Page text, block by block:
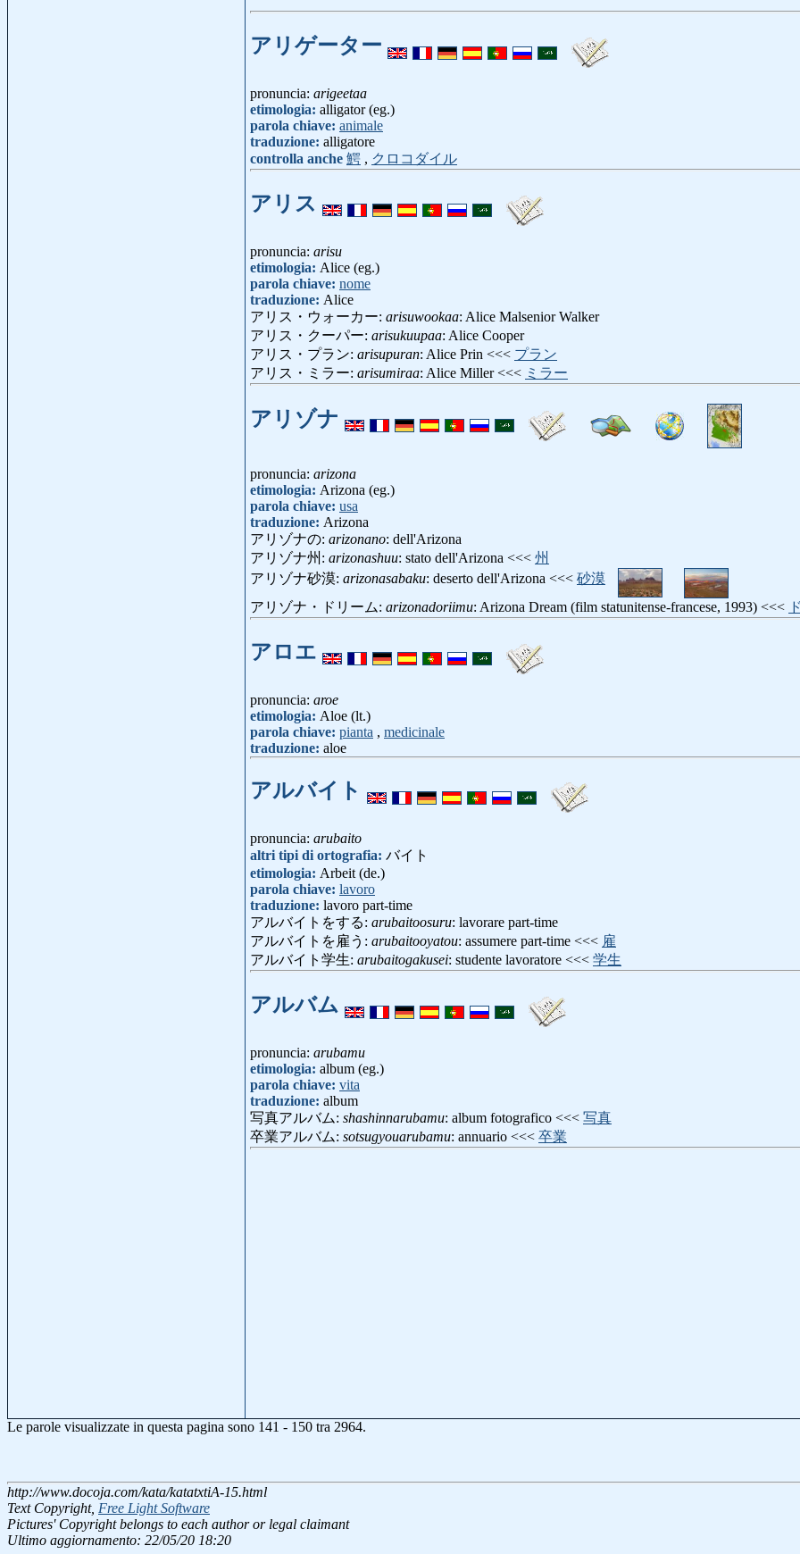
アリゲーター
pronuncia: arigeetaa
etimologia: alligator (eg.)
parola chiave: animale
traduzione: alligatore
controlla anche 鰐 , クロコダイル
アリス
pronuncia: arisu
etimologia: Alice (eg.)
parola chiave: nome
traduzione: Alice
アリス・ウォーカー: arisuwookaa: Alice Malsenior Walker
アリス・クーパー: arisukuupaa: Alice Cooper
アリス・プラン: arisupuran: Alice Prin <<< プラン
アリス・ミラー: arisumiraa: Alice Miller <<< ミラー
アリゾナ
pronuncia: arizona
etimologia: Arizona (eg.)
parola chiave: usa
traduzione: Arizona
アリゾナの: arizonano: dell'Arizona
アリゾナ州: arizonashuu: stato dell'Arizona <<< 州
アリゾナ砂漠: arizonasabaku: deserto dell'Arizona <<< 砂漠
アリゾナ・ドリーム: arizonadoriimu: Arizona Dream (film statunitense-francese, 1993) <<<
アロエ
pronuncia: aroe
etimologia: Aloe (lt.)
parola chiave: pianta , medicinale
traduzione: aloe
アルバイト
pronuncia: arubaito
altri tipi di ortografia: バイト
etimologia: Arbeit (de.)
parola chiave: lavoro
traduzione: lavoro part-time
アルバイトをする: arubaitoosuru: lavorare part-time
アルバイトを雇う: arubaitooyatou: assumere part-time <<< 雇
アルバイト学生: arubaitogakusei: studente lavoratore <<< 学生
アルバム
pronuncia: arubamu
etimologia: album (eg.)
parola chiave: vita
traduzione: album
写真アルバム: shashinnarubamu: album fotografico <<< 写真
卒業アルバム: sotsugyouarubamu: annuario <<< 卒業
Le parole visualizzate in questa pagina sono 141 - 150 tra 2964.
http://www.docoja.com/kata/katatxtiA-15.html
Text Copyright, Free Light Software
Pictures' Copyright belongs to each author or legal claimant
Ultimo aggiornamento: 22/05/20 18:20